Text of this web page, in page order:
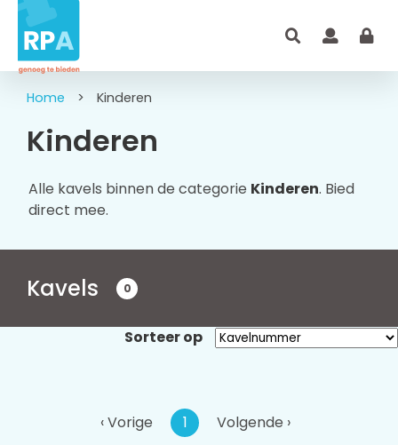
Home > Kinderen
Kinderen
Alle kavels binnen de categorie Kinderen. Bied
direct mee.
Kavels 0
Sorteer op
‹ Vorige 1 Volgende ›